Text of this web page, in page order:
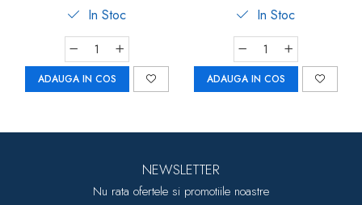
In Stoc
ADAUGA IN COS
In Stoc
ADAUGA IN COS
NEWSLETTER
Nu rata ofertele si promotiile noastre